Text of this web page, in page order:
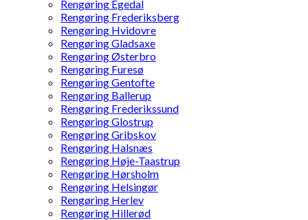
Rengøring Egedal
Rengøring Frederiksberg
Rengøring Hvidovre
Rengøring Gladsaxe
Rengøring Østerbro
Rengøring Furesø
Rengøring Gentofte
Rengøring Ballerup
Rengøring Frederikssund
Rengøring Glostrup
Rengøring Gribskov
Rengøring Halsnæs
Rengøring Høje-Taastrup
Rengøring Hørsholm
Rengøring Helsingør
Rengøring Herlev
Rengøring Hillerød